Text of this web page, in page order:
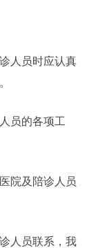
人员时应认真
员的各项工
院及陪诊人员
人员联系，我